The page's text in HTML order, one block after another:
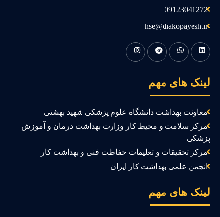
09123041272
hse@diakopayesh.ir
های مهم
معاونت بهداشت دانشگاه علوم پزشکی شهید بهشتی
مرکز سلامت و محیط کار وزارت بهداشت درمان و آموزش
مرکز تحقیقات و تعلیمات حفاظت فنی و بهداشت کار
انجمن علمی بهداشت کار ایران
های مهم